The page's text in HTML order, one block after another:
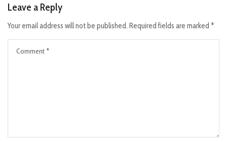
Leave a Reply
Your email address will not be published. Required fields are marked *